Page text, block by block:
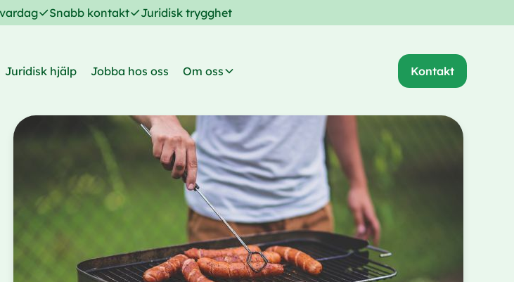
Snabb kontakt Juridisk trygghet
Juridisk hjälp Jobba hos oss Om oss Kontakt